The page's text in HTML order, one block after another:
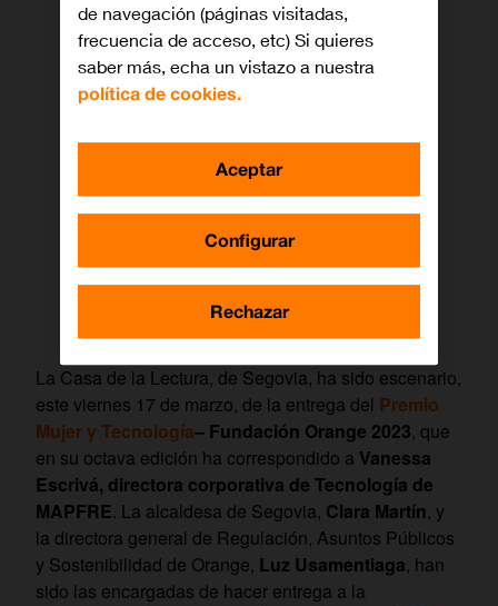
La Casa de la Lectura, de Segovia, ha sido escenario,
este viernes 17 de marzo, de la entrega del Premio
Mujer y Tecnología– Fundación Orange 2023, que
en su octava edición ha correspondido a Vanessa
Escrivá, directora corporativa de Tecnología de
MAPFRE. La alcaldesa de Segovia, Clara Martín, y
la directora general de Regulación, Asuntos Públicos
y Sostenibilidad de Orange, Luz Usamentiaga, han
sido las encargadas de hacer entrega a la
de navegación (páginas visitadas,
frecuencia de acceso, etc) Si quieres
saber más, echa un vistazo a nuestra
política de cookies.
Configurar
Rechazar
Aceptar